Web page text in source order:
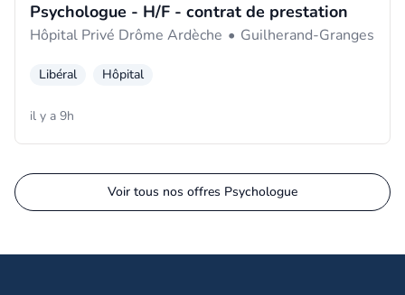
Psychologue - H/F - contrat de prestation
Hôpital Privé Drôme Ardèche • Guilherand-Granges
Libéral Hôpital
il y a 9h
Voir tous nos offres Psychologue